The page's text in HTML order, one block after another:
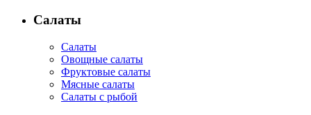
Салаты
Салаты
Овощные салаты
Фруктовые салаты
Мясные салаты
Салаты с рыбой